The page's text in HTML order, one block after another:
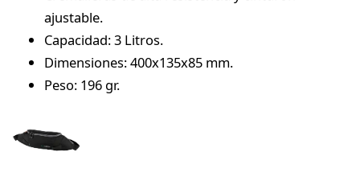
ajustable.
Capacidad: 3 Litros.
Dimensiones: 400x135x85 mm.
Peso: 196 gr.